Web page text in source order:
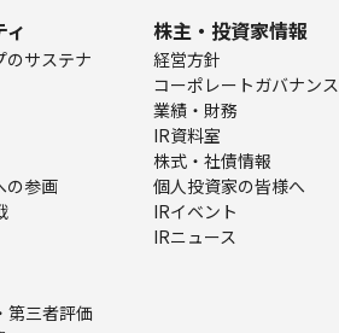
のサステナ
の参画
第三者評価
株主・投資家情報
経営方針
コーポレートガバナンス
業績・財務
IR資料室
株式・社債情報
個人投資家の皆様へ
IRイベント
IRニュース